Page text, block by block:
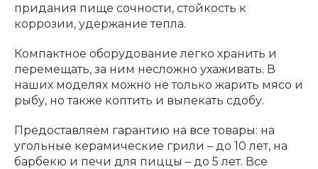
придания пище сочности, стойкость к
коррозии, удержание тепла.
Компактное оборудование легко хранить и
перемещать, за ним несложно ухаживать. В
наших моделях можно не только жарить мясо и
рыбу, но также коптить и выпекать сдобу.
Предоставляем гарантию на все товары: на
угольные керамические грили – до 10 лет, на
барбекю и печи для пиццы – до 5 лет. Все